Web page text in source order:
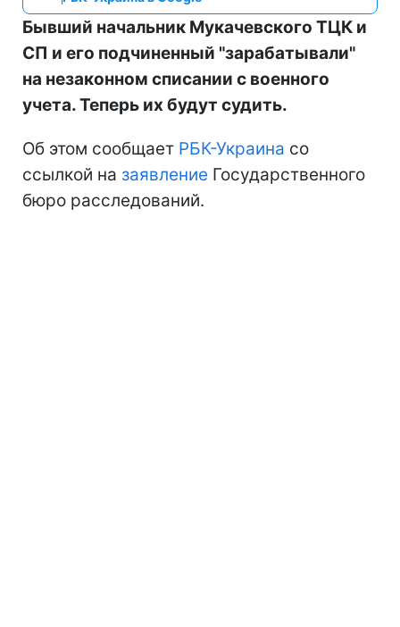
Бывший начальник Мукачевского ТЦК и
СП и его подчиненный "зарабатывали"
на незаконном списании с военного
учета. Теперь их будут судить.
Об этом сообщает РБК-Украина со
ссылкой на заявление Государственного
бюро расследований.